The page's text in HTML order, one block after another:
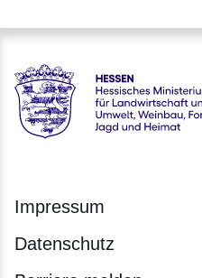
Hessen - Hessisches
Impressum
Datenschutz